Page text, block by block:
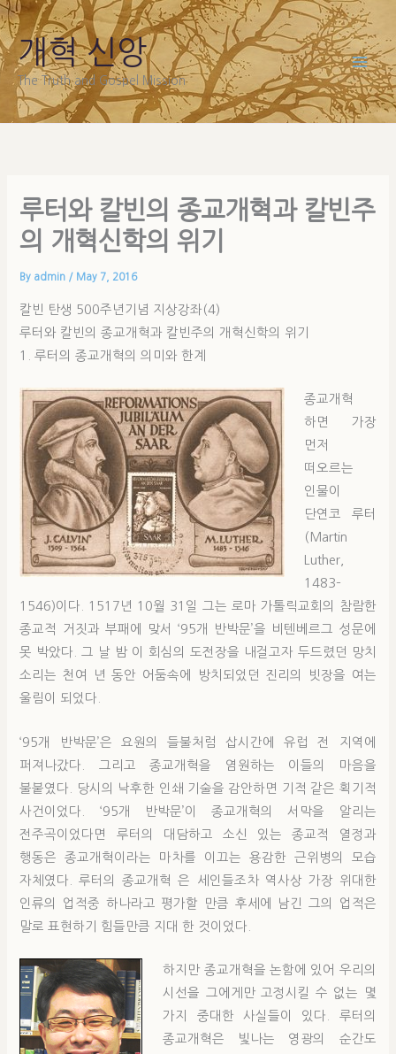
Skip
to
content
개혁 신앙
The Truth and Gospel Mission
루터와 칼빈의 종교개혁과 칼빈주
의 개혁신학의 위기
By admin / May 7, 2016
칼빈 탄생 500주년기념 지상강좌(4)
루터와 칼빈의 종교개혁과 칼빈주의 개혁신학의 위기
1. 루터의 종교개혁의 의미와 한계
종교개혁
하면 가장
먼저
떠오르는
인물이
단연코 루터
(Martin
Luther,
1483–
1546)이다. 1517년 10월 31일 그는 로마 가톨릭교회의 참람한
종교적 거짓과 부패에 맞서 ‘95개 반박문’을 비텐베르그 성문에
못 박았다. 그 날 밤 이 회심의 도전장을 내걸고자 두드렸던 망치
소리는 천여 년 동안 어둠속에 방치되었던 진리의 빗장을 여는
울림이 되었다.
‘95개 반박문’은 요원의 들불처럼 삽시간에 유럽 전 지역에
퍼져나갔다. 그리고 종교개혁을 염원하는 이들의 마음을
불붙였다. 당시의 낙후한 인쇄 기술을 감안하면 기적 같은 획기적
사건이었다. ‘95개 반박문’이 종교개혁의 서막을 알리는
전주곡이었다면 루터의 대담하고 소신 있는 종교적 열정과
행동은 종교개혁이라는 마차를 이끄는 용감한 근위병의 모습
자체였다. 루터의 종교개혁 은 세인들조차 역사상 가장 위대한
인류의 업적중 하나라고 평가할 만큼 후세에 남긴 그의 업적은
말로 표현하기 힘들만큼 지대 한 것이었다.
하지만 종교개혁을 논함에 있어 우리의
시선을 그에게만 고정시킬 수 없는 몇
가지 중대한 사실들이 있다. 루터의
종교개혁은 빛나는 영광의 순간도